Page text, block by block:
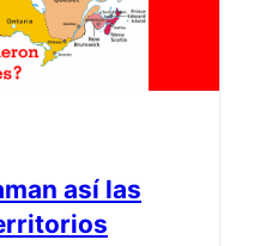
así las